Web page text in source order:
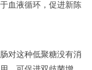
血液循环，促进新陈
对这种低聚糖没有消